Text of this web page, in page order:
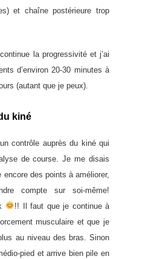
et chaîne postérieure trop
la progressivité et j’ai
d’environ 20-30 minutes à
(autant que je peux).
kiné
contrôle auprès du kiné qui
de course. Je me disais
encore des points à améliorer,
compte sur soi-même!
!! Il faut que je continue à
musculaire et que je
au niveau des bras. Sinon
pied et arrive bien pile en